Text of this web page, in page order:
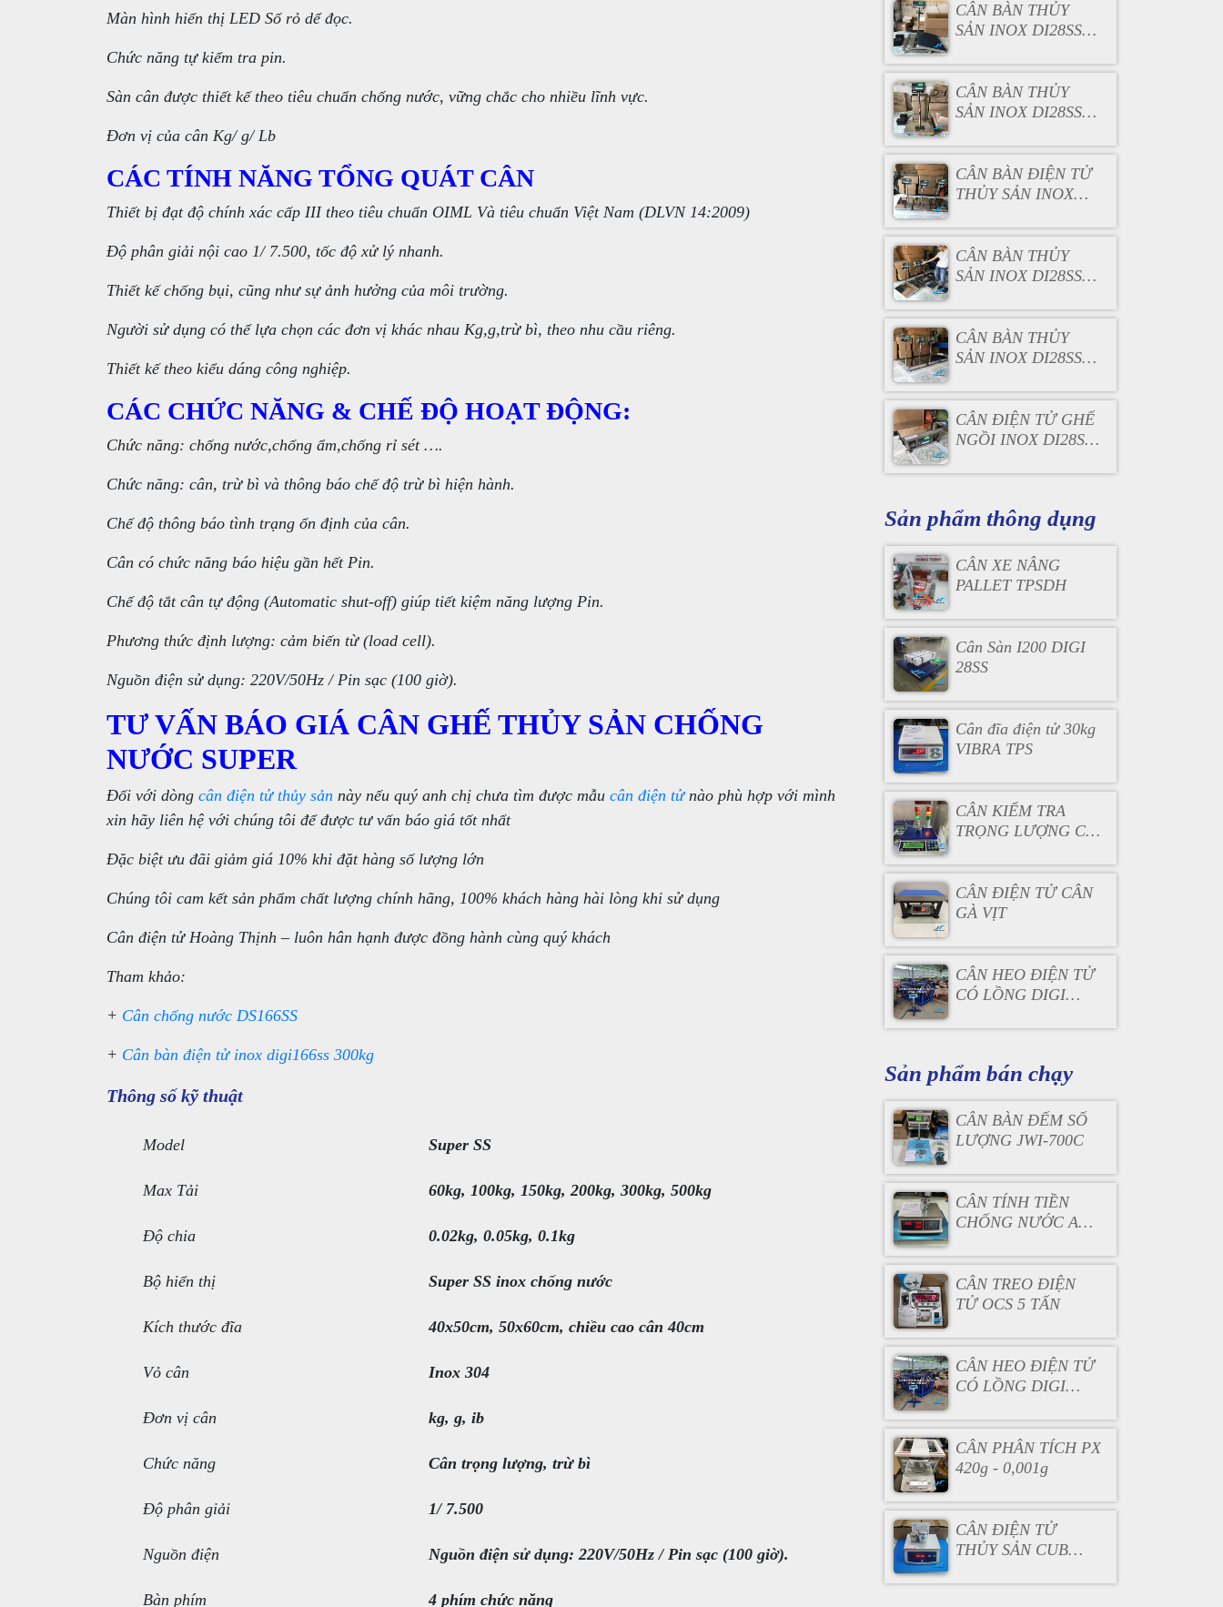
Màn hình hiển thị LED Số rỏ dể đọc.
Chức năng tự kiểm tra pin.
Sàn cân được thiết kế theo tiêu chuẩn chống nước, vững chắc cho nhiều lĩnh vực.
Đơn vị của cân Kg/ g/ Lb
CÁC TÍNH NĂNG TỔNG QUÁT CÂN
Thiết bị đạt độ chính xác cấp III theo tiêu chuẩn OIML Và tiêu chuẩn Việt Nam (DLVN 14:2009)
Độ phân giải nội cao 1/ 7.500, tốc độ xử lý nhanh.
Thiết kế chống bụi, cũng như sự ảnh hưởng của môi trường.
Người sử dụng có thể lựa chọn các đơn vị khác nhau Kg,g,trừ bì, theo nhu cầu riêng.
Thiết kế theo kiểu dáng công nghiệp.
CÁC CHỨC NĂNG & CHẾ ĐỘ HOẠT ĐỘNG:
Chức năng: chống nước,chống ẩm,chống rỉ sét ….
Chức năng: cân, trừ bì và thông báo chế độ trừ bì hiện hành.
Chế độ thông báo tình trạng ổn định của cân.
Cân có chức năng báo hiệu gần hết Pin.
Chế độ tắt cân tự động (Automatic shut-off) giúp tiết kiệm năng lượng Pin.
Phương thức định lượng: cảm biến từ (load cell).
Nguồn điện sử dụng: 220V/50Hz / Pin sạc (100 giờ).
TƯ VẤN BÁO GIÁ CÂN GHẾ THỦY SẢN CHỐNG
NƯỚC SUPER
Đối với dòng cân điện tử thủy sản này nếu quý anh chị chưa tìm được mẫu cân điện tửnào phù hợp với mình
xin hãy liên hệ với chúng tôi để được tư vấn báo giá tốt nhất
Đặc biệt ưu đãi giảm giá 10% khi đặt hàng số lượng lớn
Chúng tôi cam kết sản phẩm chất lượng chính hãng, 100% khách hàng hài lòng khi sử dụng
Cân điện tử Hoàng Thịnh – luôn hân hạnh được đồng hành cùng quý khách
Tham khảo:
+ Cân chống nước DS166SS
+ Cân bàn điện tử inox digi166ss 300kg
Thông số kỹ thuật
Model Super SS
Max Tải 60kg, 100kg, 150kg, 200kg, 300kg, 500kg
Độ chia 0.02kg, 0.05kg, 0.1kg
Bộ hiển thị Super SS inox chống nước
Kích thước đĩa 40x50cm, 50x60cm, chiều cao cân 40cm
Vỏ cân Inox 304
Đơn vị cân kg, g, ib
Chức năng Cân trọng lượng, trừ bì
Độ phân giải 1/ 7.500
Nguồn điện Nguồn điện sử dụng: 220V/50Hz / Pin sạc (100 giờ).
Bàn phím 4 phím chức năng
CÂN BÀN THỦY
SẢN INOX DI28SS
CÂN BÀN THỦY
SẢN INOX DI28SS
CÂN BÀN ĐIỆN TỬ
THỦY SẢN INOX
CÂN BÀN THỦY
SẢN INOX DI28SS
CÂN BÀN THỦY
SẢN INOX DI28SS
CÂN ĐIỆN TỬ GHẾ
NGỒI INOX DI28SS
Sản phẩm thông dụng
CÂN XE NÂNG
PALLET TPSDH
Cân Sàn I200 DIGI
28SS
Cân đĩa điện tử 30kg
VIBRA TPS
CÂN KIỂM TRA
TRỌNG LƯỢNG CÓ
CÂN ĐIỆN TỬ CÂN
GÀ VỊT
CÂN HEO ĐIỆN TỬ
CÓ LỒNG DIGI
Sản phẩm bán chạy
CÂN BÀN ĐẾM SỐ
LƯỢNG JWI-700C
CÂN TÍNH TIỀN
CHỐNG NƯỚC AC
CÂN TREO ĐIỆN
TỬ OCS 5 TẤN
CÂN HEO ĐIỆN TỬ
CÓ LỒNG DIGI
CÂN PHÂN TÍCH PX
420g - 0,001g
CÂN ĐIỆN TỬ
THỦY SẢN CUB